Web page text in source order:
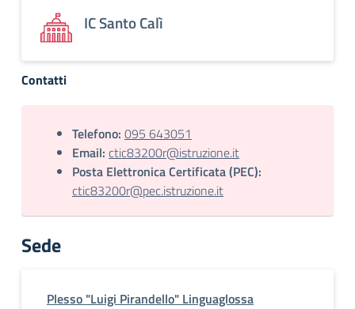
IC Santo Calì
Contatti
Telefono: 095 643051
Email: ctic83200r@istruzione.it
Posta Elettronica Certificata (PEC):
ctic83200r@pec.istruzione.it
Sede
Plesso "Luigi Pirandello" Linguaglossa